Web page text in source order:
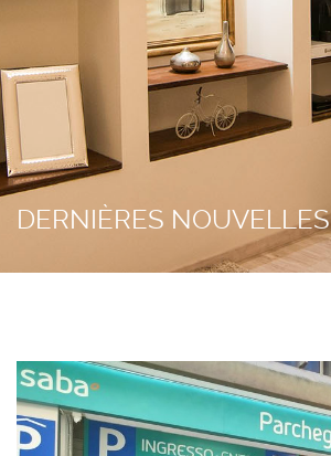
SERVICES
NEWS
CONTACTS
COMMENT NOUS REJOINDRE
DERNIÈRES NOUVELLES